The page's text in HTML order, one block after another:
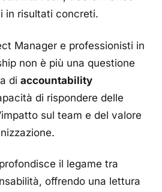
in risultati concreti.
Manager e professionisti in
non è più una questione
di accountability
di rispondere delle
sul team e del valore
il legame tra
offrendo una lettura